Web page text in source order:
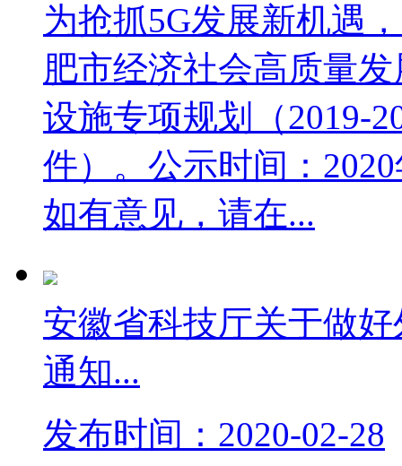
为抢抓5G发展新机遇
肥市经济社会高质量
设施专项规划（2019-
件）。公示时间：
如有意见，请在...
安徽省科技厅关于做
通知...
发布时间：2020-02-28